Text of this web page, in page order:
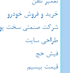
خرید و فروش خودرو
شرکت صنعتی سخت
طراحی سایت
فیش حج
قیمت بیسیم